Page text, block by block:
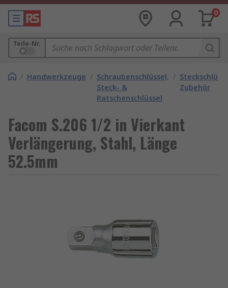
0
Teile-Nr.
/ Handwerkzeuge / Schraubenschlüssel,
Steck- &
Ratschenschlüssel
/
Zubehör
Facom S.206 1/2 in Vierkant
Verlängerung, Stahl, Länge
52.5mm